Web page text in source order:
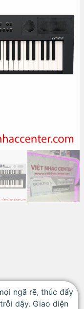
ngã rẽ, thúc đẩy
dậy. Giao diện